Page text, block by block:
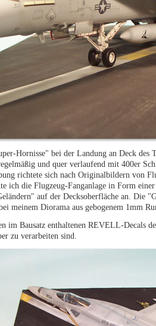
Hornisse" bei der Landung an Deck
und quer verlaufend mit 400er
richtete sich nach Originalbildern von
ich die Flugzeug-Fanganlage in Form
auf der Decksoberfläche an. Die
meinem Diorama aus gebogenem 1mm
im Bausatz enthaltenen REVELL-Decals
zu verarbeiten sind.